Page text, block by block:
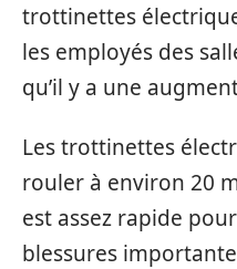
trottinettes
les employés des
qu’il y a une
Les trottinettes
rouler à environ 20
est assez rapide
blessures